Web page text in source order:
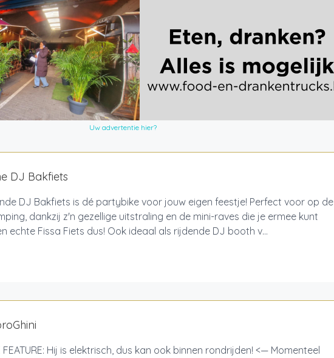
Uw advertentie hier?
DJ Bakfiets
DJ Bakfiets is dé partybike voor jouw eigen feestje! Perfect voor op de
dankzij z'n gezellige uitstraling en de mini-raves die je ermee kunt
echte Fissa Fiets dus! Ook ideaal als rijdende DJ booth v...
FEATURE: Hij is elektrisch, dus kan ook binnen rondrijden! <— Momenteel